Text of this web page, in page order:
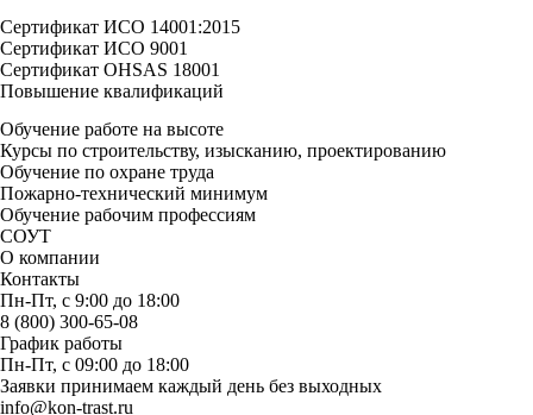
Сертификат ИСО 14001:2015
Сертификат ИСО 9001
Сертификат OHSAS 18001
Повышение квалификаций
Обучение работе на высоте
Курсы по строительству, изысканию, проектированию
Обучение по охране труда
Пожарно-технический минимум
Обучение рабочим профессиям
СОУТ
О компании
Контакты
Пн-Пт, с 9:00 до 18:00
8 (800) 300-65-08
График работы
Пн-Пт, с 09:00 до 18:00
Заявки принимаем каждый день без выходных
info@kon-trast.ru